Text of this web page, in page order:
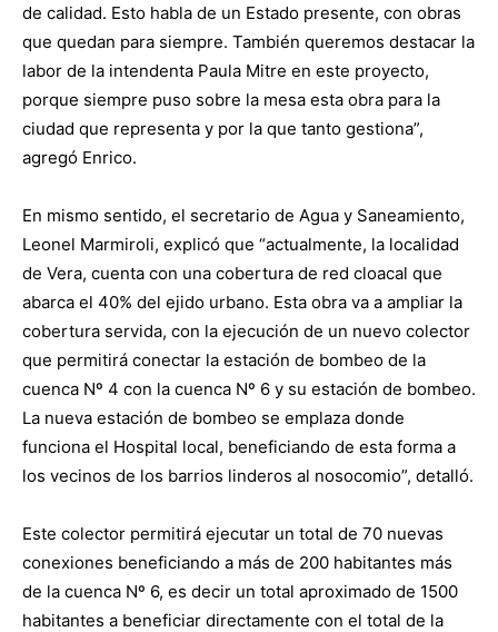
de calidad. Esto habla de un Estado presente, con obras
que quedan para siempre. También queremos destacar la
labor de la intendenta Paula Mitre en este proyecto,
porque siempre puso sobre la mesa esta obra para la
ciudad que representa y por la que tanto gestiona”,
agregó Enrico.
En mismo sentido, el secretario de Agua y Saneamiento,
Leonel Marmiroli, explicó que “actualmente, la localidad
de Vera, cuenta con una cobertura de red cloacal que
abarca el 40% del ejido urbano. Esta obra va a ampliar la
cobertura servida, con la ejecución de un nuevo colector
que permitirá conectar la estación de bombeo de la
cuenca Nº 4 con la cuenca Nº 6 y su estación de bombeo.
La nueva estación de bombeo se emplaza donde
funciona el Hospital local, beneficiando de esta forma a
los vecinos de los barrios linderos al nosocomio”, detalló.
Este colector permitirá ejecutar un total de 70 nuevas
conexiones beneficiando a más de 200 habitantes más
de la cuenca Nº 6, es decir un total aproximado de 1500
habitantes a beneficiar directamente con el total de la